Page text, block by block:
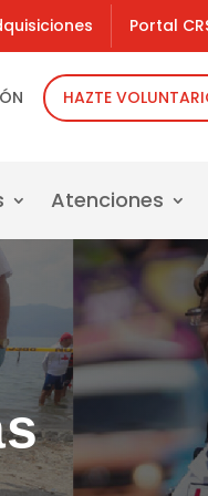
Portal
HAZTE
Atenciones